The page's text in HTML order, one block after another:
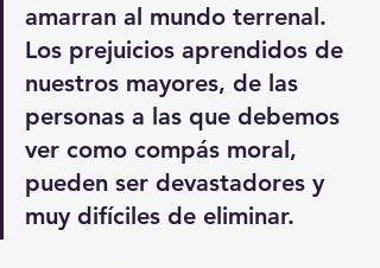
amarran al mundo terrenal.
Los prejuicios aprendidos de
nuestros mayores, de las
personas a las que debemos
ver como compás moral,
pueden ser devastadores y
muy difíciles de eliminar.